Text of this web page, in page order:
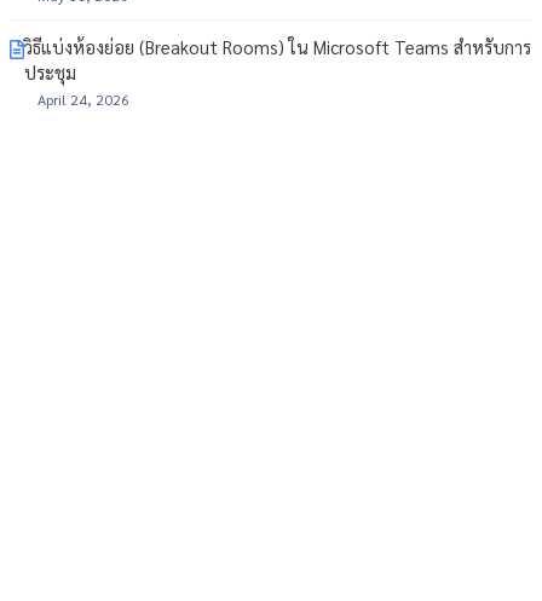
วิธีแบ่งห้องย่อย (Breakout Rooms) ใน Microsoft Teams สำหรับการ
ประชุม
April 24, 2026